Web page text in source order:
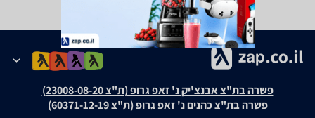
פשרה בת"צ אבנצ'יק נ' זאפ גרופ (ת"צ 23008-08-20)
פשרה בת"צ כהנים נ' זאפ גרופ (ת"צ 60371-12-19)